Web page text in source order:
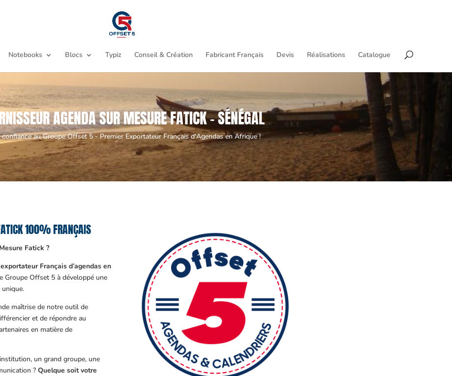
Notebooks Blocs Typiz Conseil & Création Fabricant Français Devis Réalisations Catalogue
AGENDA SUR MESURE FATICK - SÉNÉGAL
confiance au Groupe Offset 5 - Premier Exportateur Français d'Agendas en Afrique !
100% FRANÇAIS
Fatick ?
Français d’agendas en
Groupe Offset 5 à développé une
unique.
maîtrise de notre outil de
et de répondre au
en matière de
un grand groupe, une
?Quelque soit votre